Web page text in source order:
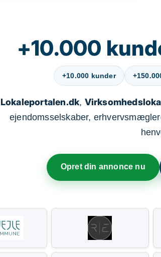
+10.000
+10.000 kunder
Lokaleportalen.dk,
ejendomsselskaber,
Opret din annonce nu